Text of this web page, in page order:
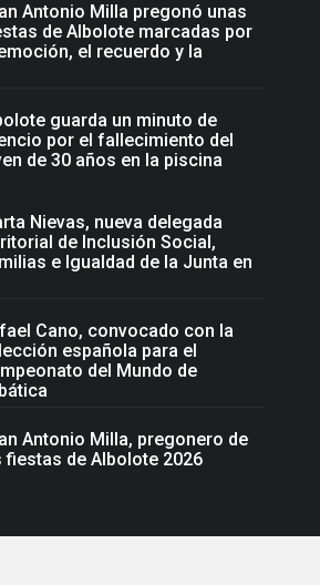
Antonio Milla pregonó unas
de Albolote marcadas por
el recuerdo y la
guarda un minuto de
por el fallecimiento del
de 30 años en la piscina
Nievas, nueva delegada
de Inclusión Social,
e Igualdad de la Junta en
Cano, convocado con la
española para el
del Mundo de
Antonio Milla, pregonero de
fiestas de Albolote 2026